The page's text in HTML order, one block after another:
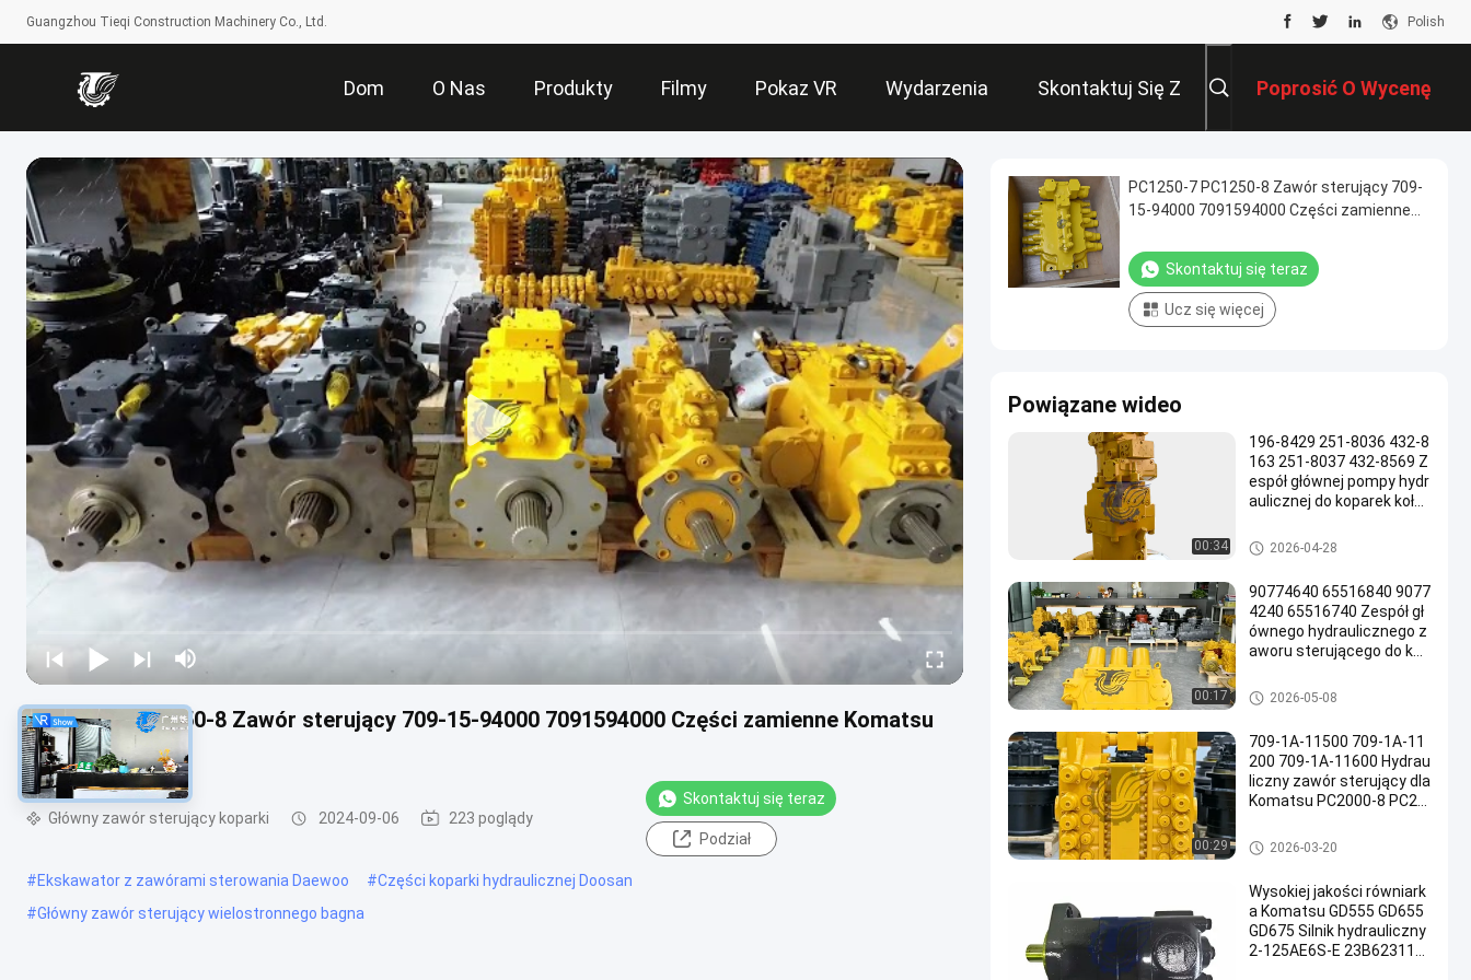
Guangzhou Tieqi Construction Machinery Co., Ltd. Polish
Dom O Nas Produkty Filmy Pokaz VR Wydarzenia Skontaktuj Się Z
Nami
Poprosić O Wycenę
PC1250-7 PC1250-8 Zawór sterujący 709-15-94000 7091594000 Części zamienne Komatsu
Mining
Główny zawór sterujący koparki 2024-09-06 223 poglądy
Skontaktuj się teraz
Podział
#Ekskawator z zawórami sterowania Daewoo #Części koparki hydraulicznej Doosan
#Główny zawór sterujący wielostronnego bagna
PC1250-7 PC1250-8 Zawór sterujący 709-
15-94000 7091594000 Części zamienne
Skontaktuj się teraz
Ucz się więcej
Powiązane wideo
00:34
196-8429 251-8036 432-8
163 251-8037 432-8569 Z
espół głównej pompy hydr
aulicznej do koparek koło
okiej jakości części zamie
nne do dużych obciążeń
Pompa hydrauliczna koparki
2026-04-28
00:17
90774640 65516840 9077
4240 65516740 Zespół gł
ównego hydraulicznego z
aworu sterującego do kop
PC4000-6 Bardzo duże gó
rnicze części zamienne
Główny zawór sterujący kopar
ki
2026-05-08
00:29
709-1A-11500 709-1A-11
200 709-1A-11600 Hydrau
liczny zawór sterujący dla
Komatsu PC2000-8 PC20
Główny zawór sterujący kopar
ki
2026-03-20
Wysokiej jakości równiark
a Komatsu GD555 GD655
GD675 Silnik hydrauliczny
2-125AE6S-E 23B623110